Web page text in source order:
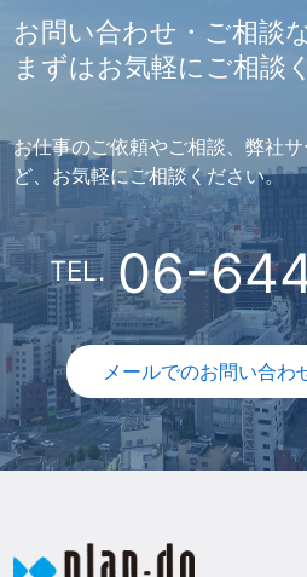
お問い合わせ・ご相談
まずはお気軽にご相談
お仕事のご依頼やご相談、弊社
ど、お気軽にご相談ください。
TEL. 06-
メールでのお問い合わ